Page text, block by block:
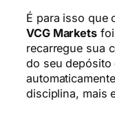
É para isso que
VCG Marketsfoi
recarregue sua
do seu depósito
disciplina, mais